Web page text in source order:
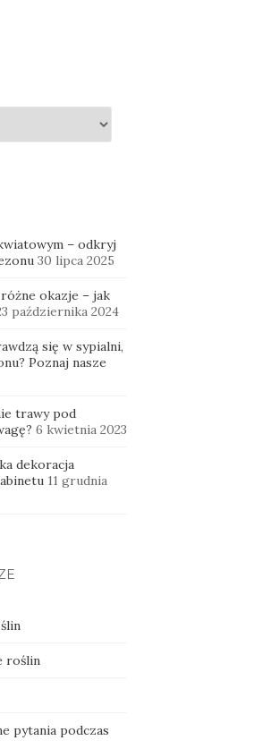
– odkryj
30 lipca 2025
okazje – jak
października 2024
się w sypialni,
Poznaj nasze
trawy pod
6 kwietnia 2023
dekoracja
11 grudnia
roślin
pytania podczas